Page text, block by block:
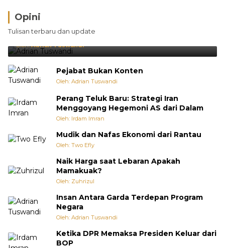
Opini
Tulisan terbaru dan update
Brasil Lebih Diunggulkan, tetapi Jepang Selalu
Punya Cara Membuat Kejutan
Oleh:Adrian Tuswandi
Pejabat Bukan Konten
Oleh: Adrian Tuswandi
Perang Teluk Baru: Strategi Iran
Menggoyang Hegemoni AS dari Dalam
Oleh: Irdam Imran
Mudik dan Nafas Ekonomi dari Rantau
Oleh: Two Efly
Naik Harga saat Lebaran Apakah
Mamakuak?
Oleh: Zuhrizul
Insan Antara Garda Terdepan Program
Negara
Oleh: Adrian Tuswandi
Ketika DPR Memaksa Presiden Keluar dari
BOP